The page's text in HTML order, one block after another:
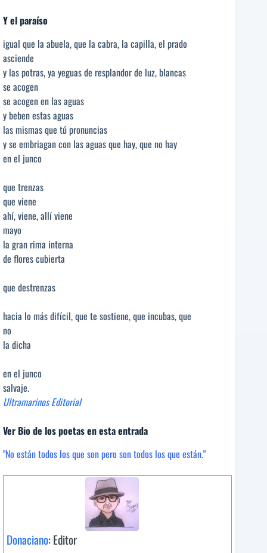
Y el paraíso
igual que la abuela, que la cabra, la capilla, el prado
asciende
y las potras, ya yeguas de resplandor de luz, blancas
se acogen
se acogen en las aguas
y beben estas aguas
las mismas que tú pronuncias
y se embriagan con las aguas que hay, que no hay
en el junco
que trenzas
que viene
ahí, viene, allí viene
mayo
la gran rima interna
de flores cubierta
que destrenzas
hacia lo más difícil, que te sostiene, que incubas, que
no
la dicha
en el junco
salvaje.
Ultramarinos Editorial
Ver Bio de los poetas en esta entrada
"No están todos los que son pero son todos los que están."
Donaciano: Editor